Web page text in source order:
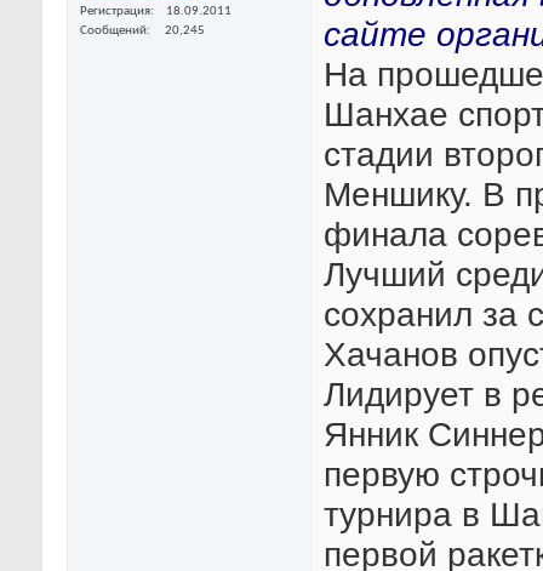
Регистрация
18.09.2011
Сообщений
20,245
сайте
На
Шанхае
стадии
Меншику. В
финала
Лучший
сохранил за
Хачанов
Лидирует в
Янник
первую
турнира в
первой